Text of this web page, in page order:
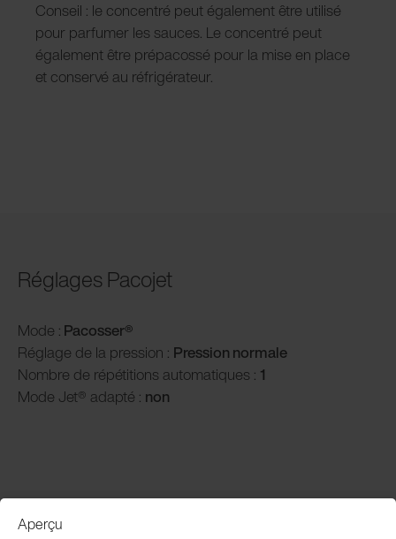
Conseil : le concentré peut également être utilisé
pour parfumer les sauces. Le concentré peut
également être prépacossé pour la mise en place
et conservé au réfrigérateur.
Réglages Pacojet
Mode : Pacosser®
Réglage de la pression : Pression normale
Nombre de répétitions automatiques : 1
Mode Jet® adapté : non
Aperçu